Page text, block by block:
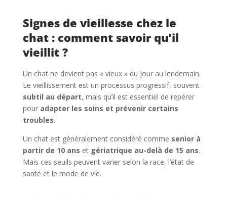
Signes de vieillesse chez le
chat : comment savoir qu’il
vieillit ?
Un chat ne devient pas « vieux » du jour au lendemain.
Le vieillissement est un processus progressif, souvent
subtil au départ, mais qu’il est essentiel de repérer
pour adapter les soins et prévenir certains
troubles.
Un chat est généralement considéré comme senior à
partir de 10 ans et gériatrique au-delà de 15 ans.
Mais ces seuils peuvent varier selon la race, l’état de
santé et le mode de vie.